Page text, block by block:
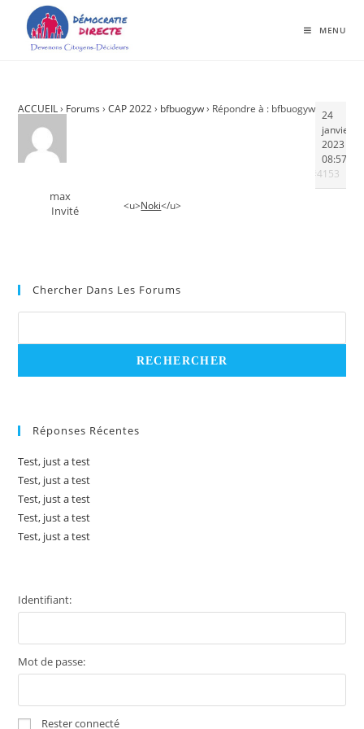
MENU
ACCUEIL › Forums › CAP 2022 › bfbuogyw › Répondre à : bfbuogyw 24
janvier
2023 à
08:57
#4153
max
Invité
<u>Noki</u>
Chercher Dans Les Forums
Réponses Récentes
Test, just a test
Test, just a test
Test, just a test
Test, just a test
Test, just a test
Identifiant:
Mot de passe:
Rester connecté